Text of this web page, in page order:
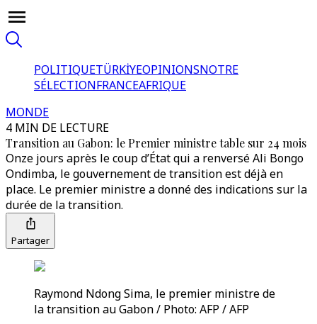
POLITIQUETÜRKİYEOPINIONSNOTRE
SÉLECTIONFRANCEAFRIQUE
MONDE
4 MIN DE LECTURE
Transition au Gabon: le Premier ministre table sur 24 mois
Onze jours après le coup d’État qui a renversé Ali Bongo
Ondimba, le gouvernement de transition est déjà en
place. Le premier ministre a donné des indications sur la
durée de la transition.
Partager
Raymond Ndong Sima, le premier ministre de
la transition au Gabon / Photo: AFP / AFP